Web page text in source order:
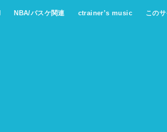
NBA/バスケ関連 ctrainer’s music この